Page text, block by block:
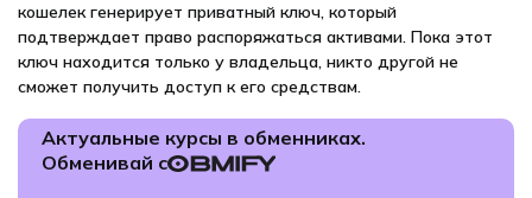
кошелек генерирует приватный ключ, который
подтверждает право распоряжаться активами. Пока этот
ключ находится только у владельца, никто другой не
сможет получить доступ к его средствам.